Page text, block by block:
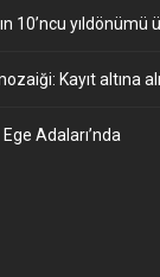
10’ncu yıldönümü
Kayıt altına
Adaları’nda